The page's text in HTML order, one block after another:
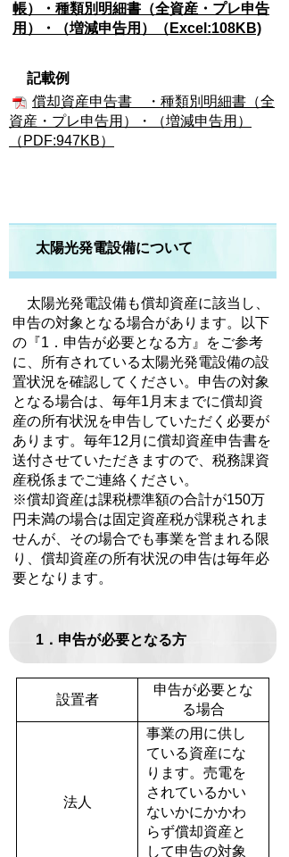
帳）・種類別明細書（全資産・プレ申告
用）・（増減申告用）（Excel:108KB)
記載例
償却資産申告書 ・種類別明細書（全
資産・プレ申告用）・（増減申告用）
（ PDF:947KB）
太陽光発電設備について
太陽光発電設備も償却資産に該当し、
申告の対象となる場合があります。以下
の『1．申告が必要となる方』をご参考
に、所有されている太陽光発電設備の設
置状況を確認してください。申告の対象
となる場合は、毎年1月末までに償却資
産の所有状況を申告していただく必要が
あります。毎年12月に償却資産申告書を
送付させていただきますので、税務課資
産税係までご連絡ください。
※償却資産は課税標準額の合計が150万
円未満の場合は固定資産税が課税されま
せんが、その場合でも事業を営まれる限
り、償却資産の所有状況の申告は毎年必
要となります。
1．申告が必要となる方
設置者
申告が必要とな
る場合
法人
事業の用に供し
ている資産にな
ります。売電を
されているかい
ないかにかかわ
らず償却資産と
して申告の対象